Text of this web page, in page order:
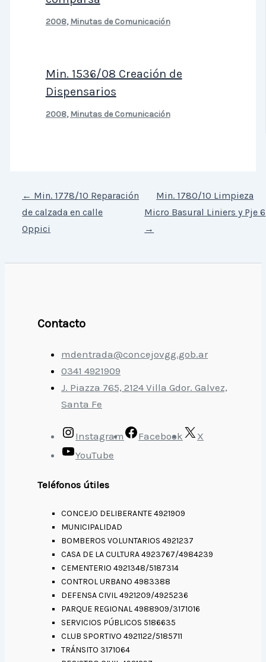
2008, Minutas de Comunicación
Min. 1536/08 Creación de
Dispensarios
2008, Minutas de Comunicación
← Min. 1778/10 Reparación
de calzada en calle
Oppici
Min. 1780/10 Limpieza
Micro Basural Liniers y Pje 6
→
Contacto
mdentrada@concejovgg.gob.ar
0341 4921909
J. Piazza 765, 2124 Villa Gdor. Galvez,
Santa Fe
Instagram Facebook
X
YouTube
Teléfonos útiles
CONCEJO DELIBERANTE 4921909
MUNICIPALIDAD
BOMBEROS VOLUNTARIOS 4921237
CASA DE LA CULTURA 4923767/4984239
CEMENTERIO 4921348/5187314
CONTROL URBANO 4983388
DEFENSA CIVIL 4921209/4925236
PARQUE REGIONAL 4988909/3171016
SERVICIOS PÚBLICOS 5186635
CLUB SPORTIVO 4921122/5185711
TRÁNSITO 3171064